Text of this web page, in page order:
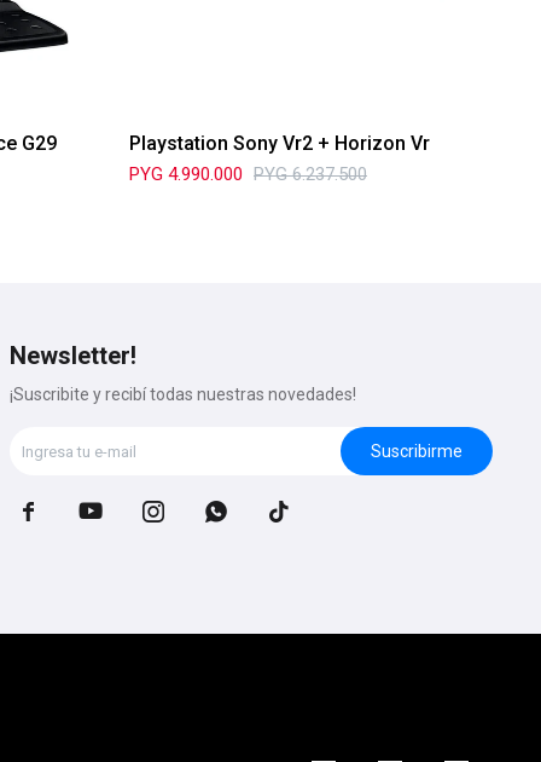
G29
Playstation Sony Vr2 + Horizon Vr
PYG 4.990.000 PYG 6.237.500
Newsletter!
¡Suscribite y recibí todas nuestras novedades!
Suscribirme
    